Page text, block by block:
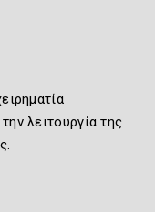
λειτουργία της